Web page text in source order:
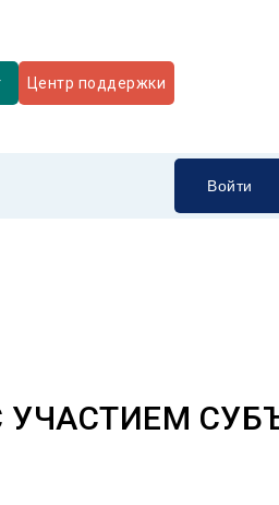
Центр поддержки
Войти
УЧАСТИЕМ